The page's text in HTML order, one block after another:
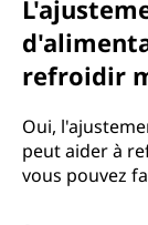
refroidir
Oui,
peut aider à
vous pouvez